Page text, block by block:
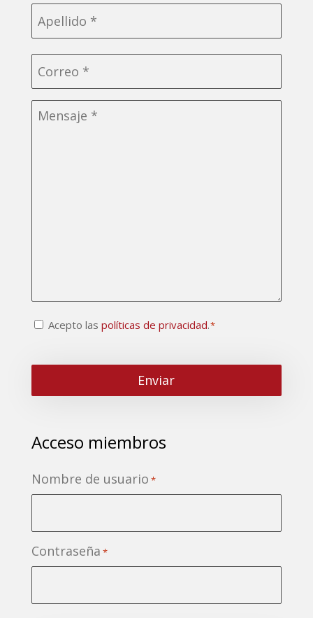
electrónico
título
Consentimiento
Acepto las políticas de privacidad.*
CAPTCHA
Acceso miembros
Nombre de usuario *
Contraseña *